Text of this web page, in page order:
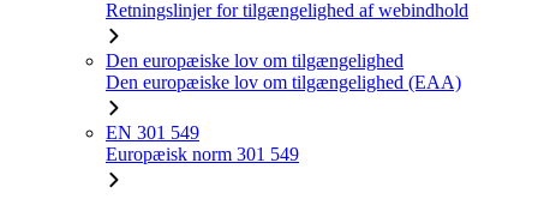
Retningslinjer for tilgængelighed af webindhold
Den europæiske lov om tilgængelighed
Den europæiske lov om tilgængelighed (EAA)
EN 301 549
Europæisk norm 301 549